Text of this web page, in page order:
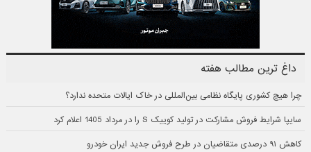
داغ ترین مطالب هفته
چرا هیچ کشوری پایگاه نظامی بین‌المللی در خاک ایالات متحده ندارد؟
سایپا شرایط فروش مشارکت در تولید کوییک S را در مرداد 1405 اعلام کرد
کاهش ۹۱ درصدی متقاضیان در طرح فروش جدید ایران خودرو